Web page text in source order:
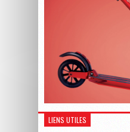
LIENS UTILES